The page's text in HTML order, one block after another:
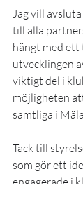
Jag vill
till alla
hängt med
utvecklingen
viktigt del i
möjligheten
samtliga i
Tack till
som gör ett
engagerade i